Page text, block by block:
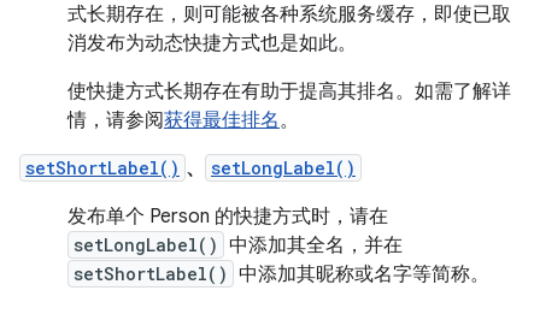
式长期存在，则可能被各种系统服务缓存，即使已取
消发布为动态快捷方式也是如此。
使快捷方式长期存在有助于提高其排名。如需了解详
情，请参阅获得最佳排名。
setShortLabel() 、 setLongLabel()
发布单个 Person 的快捷方式时，请在
setLongLabel() 中添加其全名，并在
setShortLabel() 中添加其昵称或名字等简称。